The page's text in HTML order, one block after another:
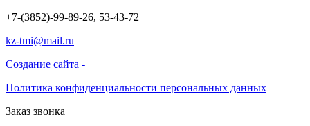
+7-(3852)-99-89-26, 53-43-72
kz-tmi@mail.ru
Создание сайта -
Политика конфиденциальности персональных данных
Заказ звонка